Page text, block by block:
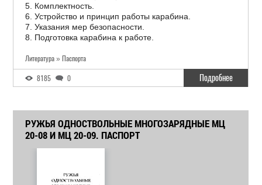
5. Комплектность.
6. Устройство и принцип работы карабина.
7. Указания мер безопасности.
8. Подготовка карабина к работе.
Литература » Паспорта
8185 0 Подробнее
РУЖЬЯ ОДНОСТВОЛЬНЫЕ МНОГОЗАРЯДНЫЕ МЦ
20-08 И МЦ 20-09. ПАСПОРТ